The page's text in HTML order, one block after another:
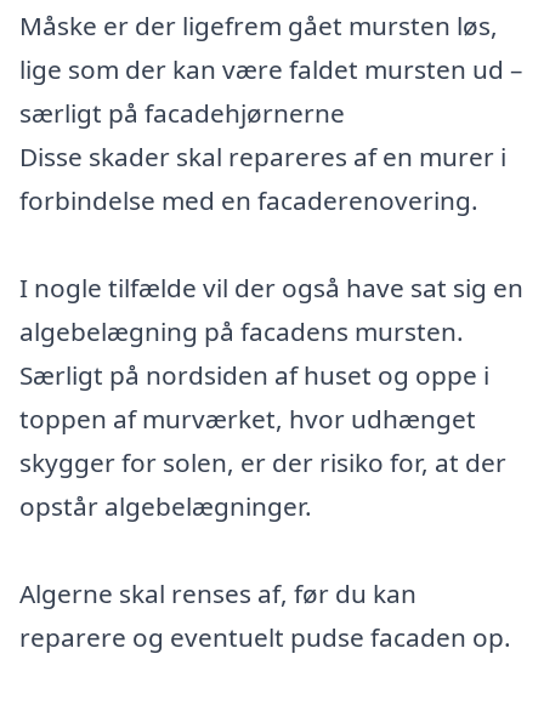
Måske er der ligefrem gået mursten løs,
lige som der kan være faldet mursten ud –
særligt på facadehjørnerne
Disse skader skal repareres af en murer i
forbindelse med en facaderenovering.
I nogle tilfælde vil der også have sat sig en
algebelægning på facadens mursten.
Særligt på nordsiden af huset og oppe i
toppen af murværket, hvor udhænget
skygger for solen, er der risiko for, at der
opstår algebelægninger.
Algerne skal renses af, før du kan
reparere og eventuelt pudse facaden op.